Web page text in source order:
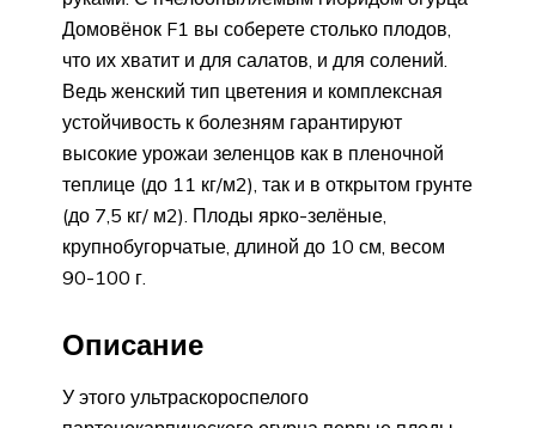
Домовёнок F1 вы соберете столько плодов,
что их хватит и для салатов, и для солений.
Ведь женский тип цветения и комплексная
устойчивость к болезням гарантируют
высокие урожаи зеленцов как в пленочной
теплице (до 11 кг/м2), так и в открытом грунте
(до 7,5 кг/ м2). Плоды ярко-зелёные,
крупнобугорчатые, длиной до 10 см, весом
90-100 г.
Описание
У этого ультраскороспелого